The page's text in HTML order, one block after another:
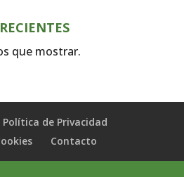
que mostrar.
Política de Privacidad
Contacto